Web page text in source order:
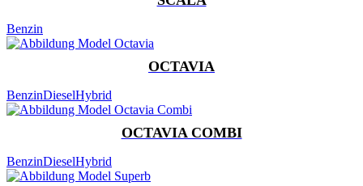
Benzin
OCTAVIA
BenzinDieselHybrid
OCTAVIA COMBI
BenzinDieselHybrid